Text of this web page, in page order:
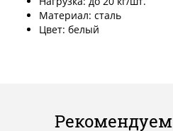
Материал: сталь
Цвет: белый